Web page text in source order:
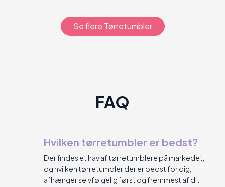
Se flere Tørretumbler
FAQ
Hvilken tørretumbler er bedst?
Der findes et hav af tørretumblere på markedet,
og hvilken tørretumbler der er bedst for dig,
afhænger selvfølgelig først og fremmest af dit